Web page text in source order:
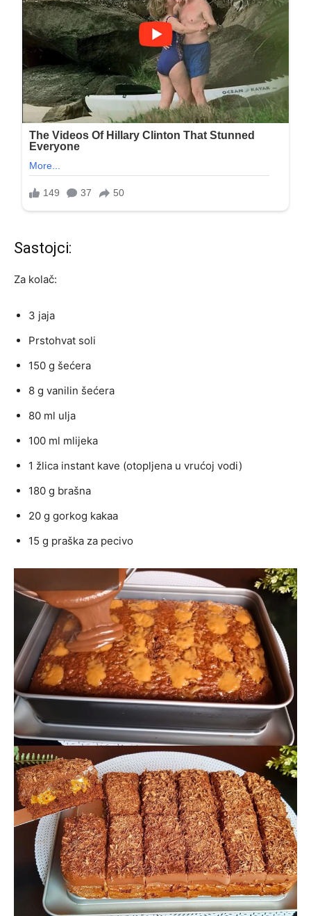
Sastojci:
Za kolač:
3 jaja
Prstohvat soli
150 g šećera
8 g vanilin šećera
80 ml ulja
100 ml mlijeka
1 žlica instant kave (otopljena u vrućoj vodi)
180 g brašna
20 g gorkog kakaa
15 g praška za pecivo